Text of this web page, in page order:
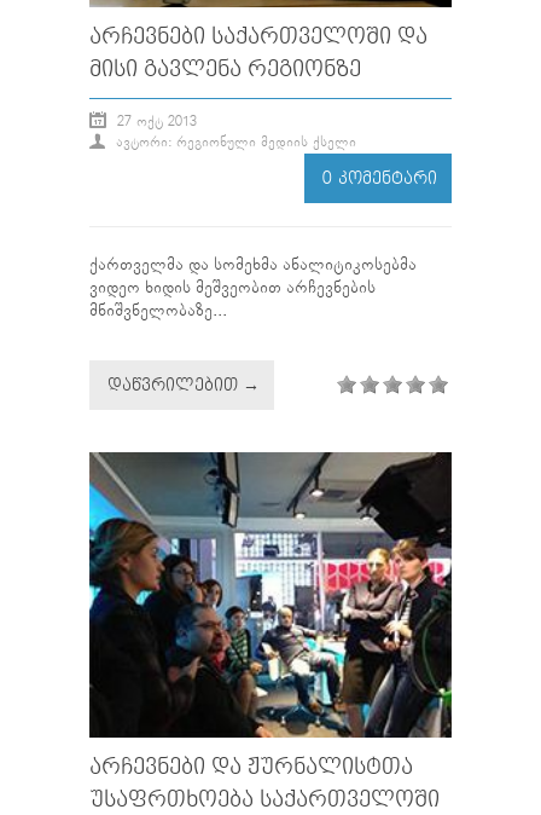
ᲐᲠᲩᲔᲕᲜᲔᲑᲘ ᲡᲐᲥᲐᲠᲗᲕᲔᲚᲝᲨᲘ ᲓᲐ
ᲛᲘᲡᲘ ᲒᲐᲕᲚᲔᲜᲐ ᲠᲔᲒᲘᲝᲜᲖᲔ
27 ᲝᲥᲢ 2013
ᲐᲕᲢᲝᲠᲘ: ᲠᲔᲒᲘᲝᲜᲣᲚᲘ ᲛᲔᲓᲘᲘᲡ ᲥᲡᲔᲚᲘ
0 ᲙᲝᲛᲔᲜᲢᲐᲠᲘ
ქართველმა და სომეხმა ანალიტიკოსებმა
ვიდეო ხიდის მეშვეობით არჩევნების
მნიშვნელობაზე...
ᲓᲐᲬᲕᲠᲘᲚᲔᲑᲘᲗ →
ᲐᲠᲩᲔᲕᲜᲔᲑᲘ ᲓᲐ ᲟᲣᲠᲜᲐᲚᲘᲡᲢᲗᲐ
ᲣᲡᲐᲤᲠᲗᲮᲝᲔᲑᲐ ᲡᲐᲥᲐᲠᲗᲕᲔᲚᲝᲨᲘ